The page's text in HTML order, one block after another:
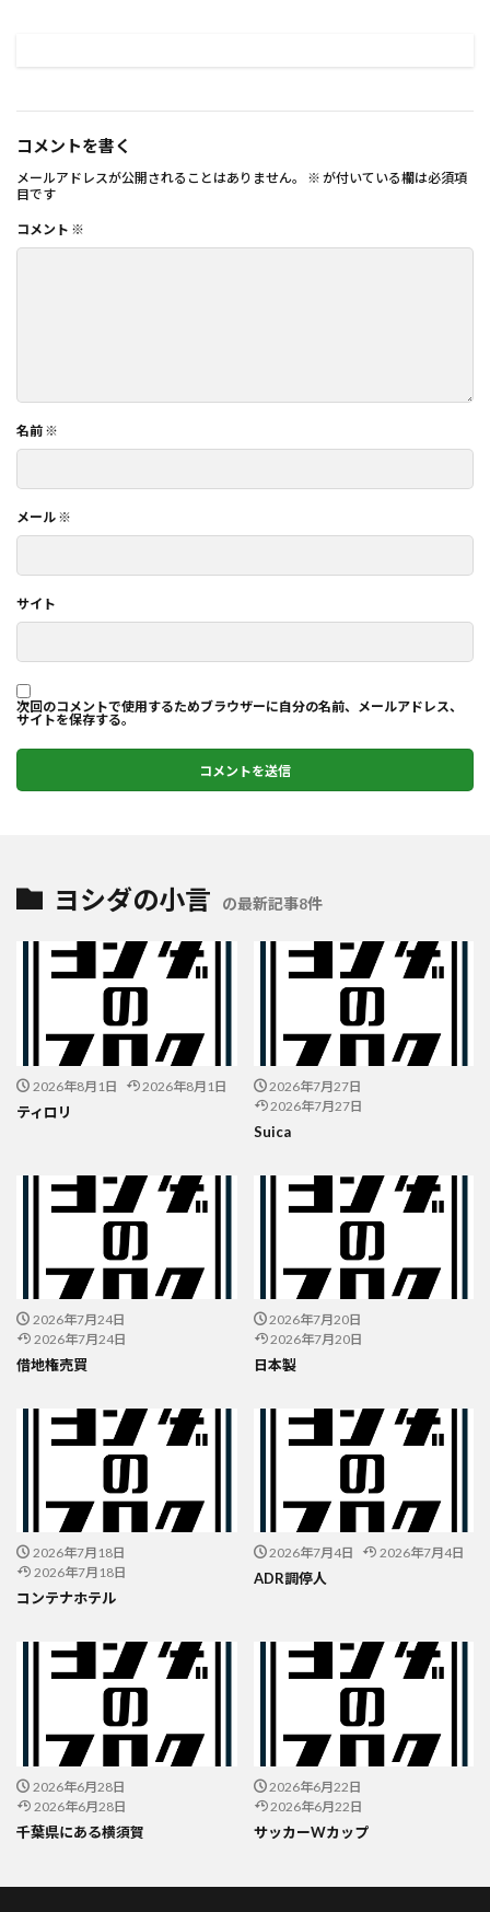
コメントを書く
メールアドレスが公開されることはありません。 ※ が付いている欄は必須項
目です
コメント ※
名前 ※
メール ※
サイト
次回のコメントで使用するためブラウザーに自分の名前、メールアドレス、
サイトを保存する。
ヨシダの小言 の最新記事8件
2026年8月1日 2026年8月1日
ティロリ
2026年7月27日
2026年7月27日
Suica
2026年7月24日
2026年7月24日
借地権売買
2026年7月20日
2026年7月20日
日本製
2026年7月18日
2026年7月18日
コンテナホテル
2026年7月4日 2026年7月4日
ADR調停人
2026年6月28日
2026年6月28日
千葉県にある横須賀
2026年6月22日
2026年6月22日
サッカーWカップ